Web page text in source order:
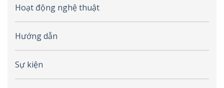
Hoạt động nghệ thuật
Hướng dẫn
Sự kiện